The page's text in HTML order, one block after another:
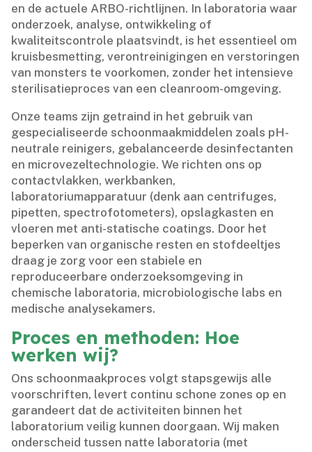
en de actuele ARBO-richtlijnen.​ In laboratoria waar
onderzoek, analyse, ontwikkeling of
kwaliteitscontrole plaatsvindt, is het essentieel om
kruisbesmetting, verontreinigingen en verstoringen
van monsters te voorkomen, zonder het intensieve
sterilisatieproces van een cleanroom-omgeving.​
Onze teams zijn getraind in het gebruik van
gespecialiseerde schoonmaakmiddelen zoals pH-
neutrale reinigers, gebalanceerde desinfectanten
en microvezeltechnologie.​ We richten ons op
contactvlakken, werkbanken,
laboratoriumapparatuur (denk aan centrifuges,
pipetten, spectrofotometers), opslagkasten en
vloeren met anti-statische coatings.​ Door het
beperken van organische resten en stofdeeltjes
draag je zorg voor een stabiele en
reproduceerbare onderzoeksomgeving in
chemische laboratoria, microbiologische labs en
medische analysekamers.​
Proces en methoden: Hoe
werken wij?
Ons schoonmaakproces volgt stapsgewijs alle
voorschriften, levert continu schone zones op en
garandeert dat de activiteiten binnen het
laboratorium veilig kunnen doorgaan.​ Wij maken
onderscheid tussen natte laboratoria (met